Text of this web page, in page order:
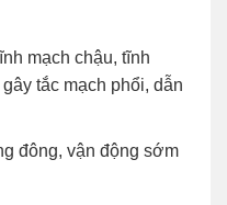
mạch chậu, tĩnh
tắc mạch phổi, dẫn
đông, vận động sớm